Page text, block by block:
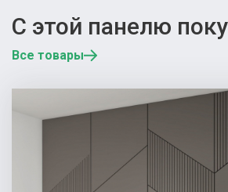
С этой панелю
Все товары